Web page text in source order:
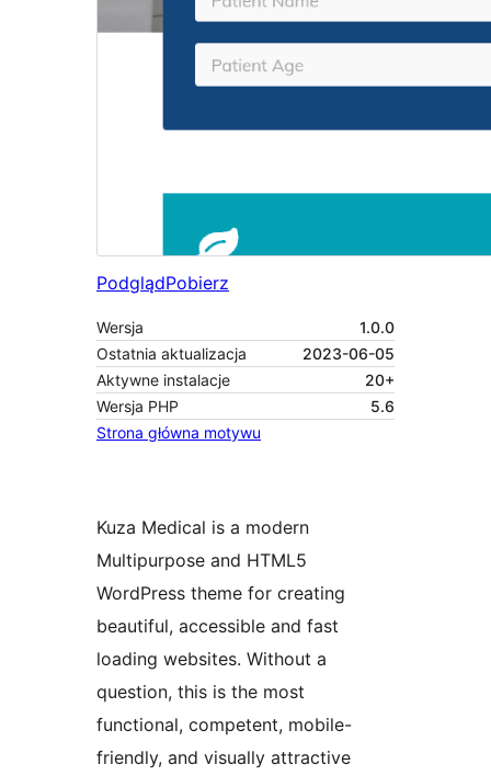
PodglądPobierz
Wersja
1.0.0
Ostatnia aktualizacja
2023-06-05
Aktywne instalacje
20+
Wersja PHP
5.6
Strona główna motywu
Kuza Medical is a modern
Multipurpose and HTML5
WordPress theme for creating
beautiful, accessible and fast
loading websites. Without a
question, this is the most
functional, competent, mobile-
friendly, and visually attractive